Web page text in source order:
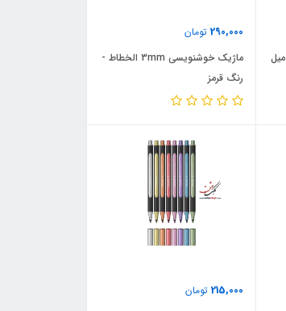
ماژیک اکریلیک پوسکا سر کج 8 میل
290,000 تومان
ماژیک خوشنویسی 3mm الخطاط -
رنگ قرمز
215,000 تومان